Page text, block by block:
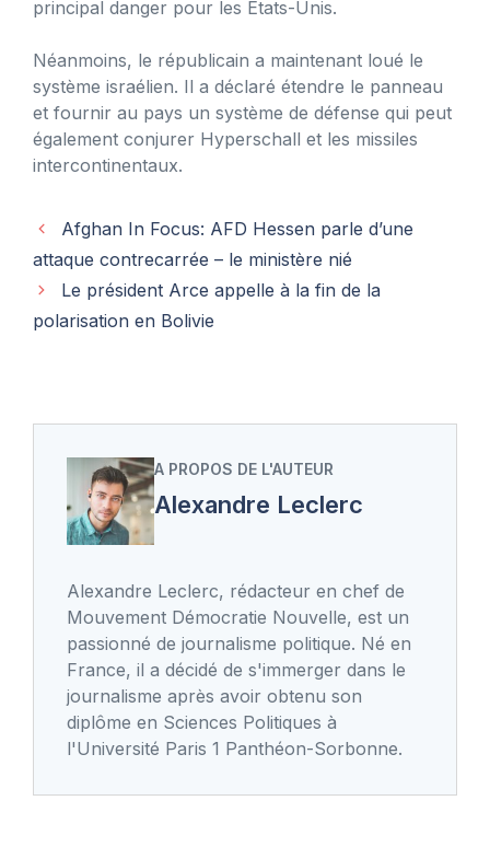
principal danger pour les États-Unis.
Néanmoins, le républicain a maintenant loué le
système israélien. Il a déclaré étendre le panneau
et fournir au pays un système de défense qui peut
également conjurer Hyperschall et les missiles
intercontinentaux.
Afghan In Focus: AFD Hessen parle d’une
attaque contrecarrée – le ministère nié
Le président Arce appelle à la fin de la
polarisation en Bolivie
A PROPOS DE L'AUTEUR
Alexandre Leclerc
Alexandre Leclerc, rédacteur en chef de
Mouvement Démocratie Nouvelle, est un
passionné de journalisme politique. Né en
France, il a décidé de s'immerger dans le
journalisme après avoir obtenu son
diplôme en Sciences Politiques à
l'Université Paris 1 Panthéon-Sorbonne.